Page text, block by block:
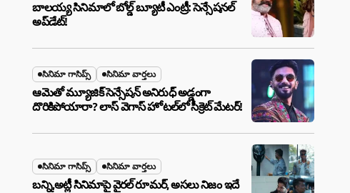
బాలయ్య సినిమాలో బోల్డ్ బ్యూటీ ఎంట్రీ: సెన్సేషనల్
అప్‌డేట్!
సినిమా గాసిప్స్ సినిమా వార్తలు
ఆమెతో మ్యూజిక్ సెన్సేషన్ అనిరుధ్ అడ్డంగా
దొరికిపోయారా? లాస్ వెగాస్ హోటల్‌లో సీక్రెట్ మేటర్!
సినిమా గాసిప్స్ సినిమా వార్తలు
బన్ని,అట్లీ సినిమాపై వైరల్ రూమర్, అసలు నిజం ఇదే